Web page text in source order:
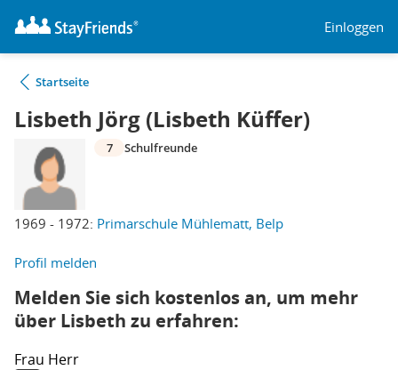
Einloggen
Startseite
Lisbeth Jörg (Lisbeth Küffer)
1969 - 1972: Primarschule Mühlematt, Belp
7 Schulfreunde
Profil melden
Melden Sie sich kostenlos an, um mehr
über Lisbeth zu erfahren:
Frau Herr